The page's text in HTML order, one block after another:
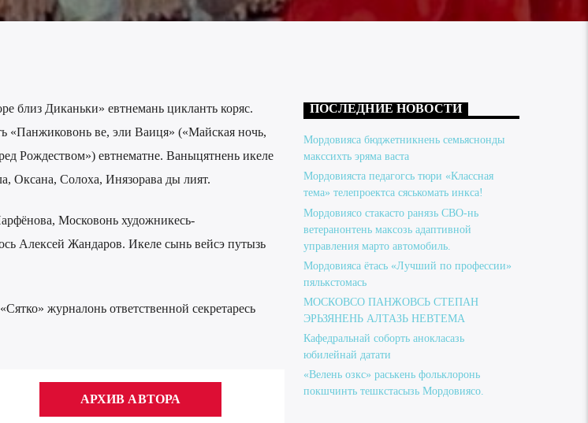
близ Диканьки» евтнемань цикланть коряс.
«Панжиковонь ве, эли Ваиця» («Майская ночь,
Рождеством») евтнематне. Ваныцятнень икеле
Оксана, Солоха, Инязорава ды лият.
Московонь художникесь-
Алексей Жандаров. Икеле сынь вейсэ путызь
журналонь ответственной секретаресь
АРХИВ АВТОРА
ПОСЛЕДНИЕ НОВОСТИ
Мордовияса бюджетникнень семьяснонды
макссихть эряма васта
Мордовияста педагогсь тюри «Классная
тема» телепроектса сяськомать инкса!
Мордовиясо стакасто ранязь СВО-нь
ветеранонтень максозь адаптивной
управления марто автомобиль.
Мордовияса ётась «Лучший по профессии»
пялькстомась
МОСКОВСО ПАНЖОВСЬ СТЕПАН
ЭРЬЗЯНЕНЬ АЛТАЗЬ НЕВТЕМА
Кафедральнай соборть анокласазь
юбилейнай датати
«Велень озкс» раськень фольклоронь
покшчинть тешкстасызь Мордовиясо.